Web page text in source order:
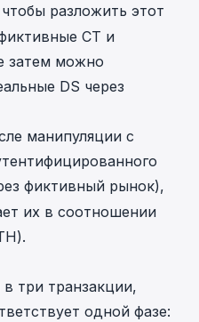
разложить этот
CT и
затем можно
DS через
манипуляции с
фиктивный рынок),
их в соотношении
в три транзакции,
одной фазе: